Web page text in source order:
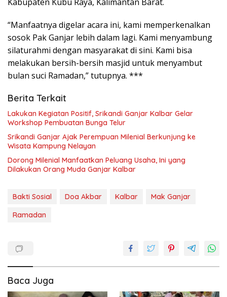
“Manfaatnya digelar acara ini, kami memperkenalkan
sosok Pak Ganjar lebih dalam lagi. Kami menyambung
silaturahmi dengan masyarakat di sini. Kami bisa
melakukan bersih-bersih masjid untuk menyambut
bulan suci Ramadan,” tutupnya. ***
Berita Terkait
Lakukan Kegiatan Positif, Srikandi Ganjar Kalbar Gelar
Workshop Pembuatan Bunga Telur
Srikandi Ganjar Ajak Perempuan Milenial Berkunjung ke
Wisata Kampung Nelayan
Dorong Milenial Manfaatkan Peluang Usaha, Ini yang
Dilakukan Orang Muda Ganjar Kalbar
Bakti Sosial Doa Akbar Kalbar
Mak Ganjar
Ramadan
Baca Juga